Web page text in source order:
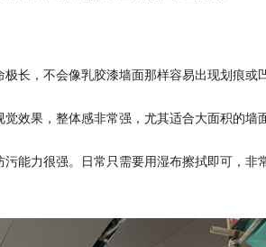
长，不会像乳胶漆墙面那样容易出现划痕或
效果，整体感非常强，尤其适合大面积的墙
能力很强。日常只需要用湿布擦拭即可，非